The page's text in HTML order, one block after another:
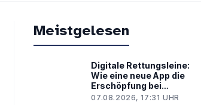
Meistgelesen
Digitale Rettungsleine:
Wie eine neue App die
Erschöpfung bei
Brustkrebs spürbar lindert
07.08.2026, 17:31 UHR